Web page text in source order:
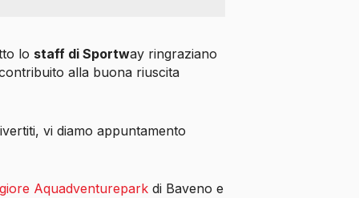
lo staff di Sportway ringraziano
alla buona riuscita
vi diamo appuntamento
Aquadventureparkdi Baveno e